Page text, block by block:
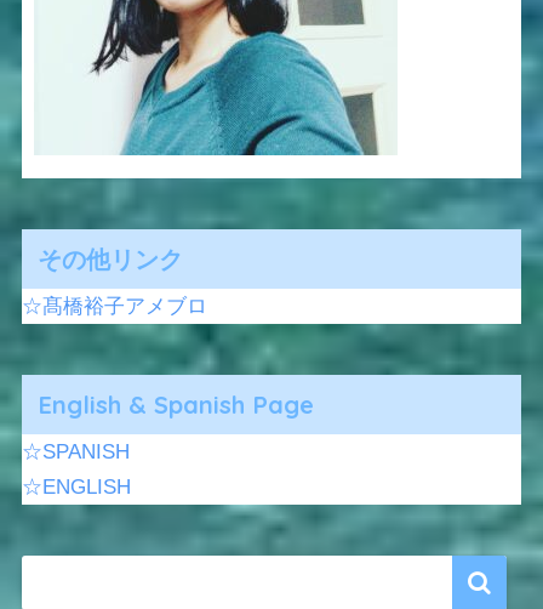
その他リンク
☆髙橋裕子アメブロ
English & Spanish Page
☆SPANISH
☆ENGLISH